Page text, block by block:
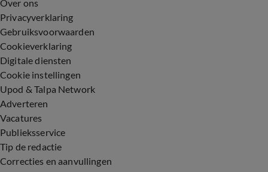
Over ons
Privacyverklaring
Gebruiksvoorwaarden
Cookieverklaring
Digitale diensten
Cookie instellingen
Upod & Talpa Network
Adverteren
Vacatures
Publieksservice
Tip de redactie
Correcties en aanvullingen